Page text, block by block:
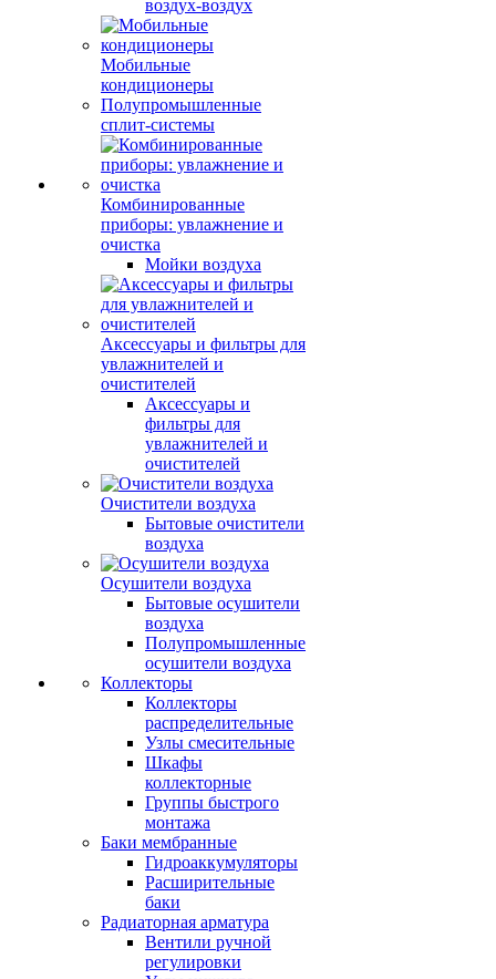
воздух-воздух
Мобильные
кондиционеры
Полупромышленные
сплит-системы
Комбинированные
приборы: увлажнение и
очистка
Мойки воздуха
Аксессуары и фильтры для
увлажнителей и
очистителей
Аксессуары и
фильтры для
увлажнителей и
очистителей
Очистители воздуха
Бытовые очистители
воздуха
Осушители воздуха
Бытовые осушители
воздуха
Полупромышленные
осушители воздуха
Коллекторы
Коллекторы
распределительные
Узлы смесительные
Шкафы
коллекторные
Группы быстрого
монтажа
Баки мембранные
Гидроаккумуляторы
Расширительные
баки
Радиаторная арматура
Вентили ручной
регулировки